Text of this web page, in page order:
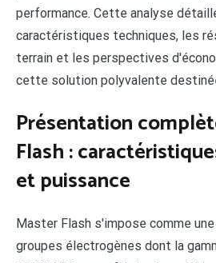
performance. Cette analyse
caractéristiques techniques, les
terrain et les perspectives
cette solution polyvalente
Présentation
Flash :
et puissance
Master Flash s'impose comme
groupes électrogènes dont la